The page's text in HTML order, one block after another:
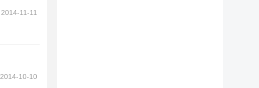
2014-11-11
2014-10-10